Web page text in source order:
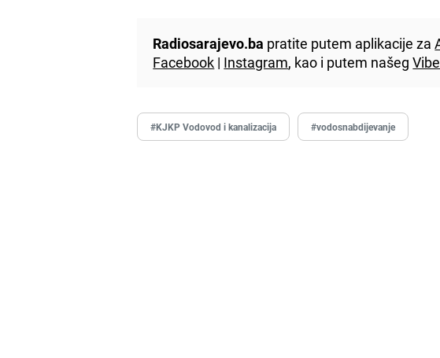
Radiosarajevo.ba pratite putem aplikacije za
Facebook | Instagram, kao i putem našeg
#KJKP Vodovod i kanalizacija #vodosnabdijevanje